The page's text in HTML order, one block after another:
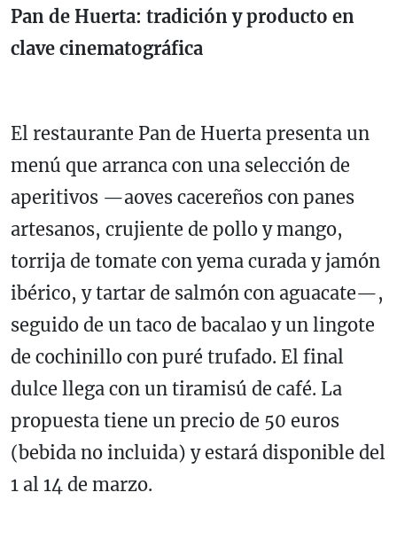
Pan de Huerta: tradición y producto en
clave cinematográfica
El restaurante Pan de Huerta presenta un
menú que arranca con una selección de
aperitivos —aoves cacereños con panes
artesanos, crujiente de pollo y mango,
torrija de tomate con yema curada y jamón
ibérico, y tartar de salmón con aguacate—,
seguido de un taco de bacalao y un lingote
de cochinillo con puré trufado. El final
dulce llega con un tiramisú de café. La
propuesta tiene un precio de 50 euros
(bebida no incluida) y estará disponible del
1 al 14 de marzo.